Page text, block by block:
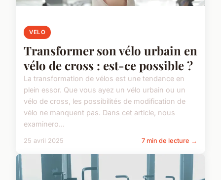
VELO
Transformer son vélo urbain en
vélo de cross : est-ce possible ?
La transformation de vélos est une tendance en
plein essor. Que vous ayez un vélo urbain ou un
vélo de cross, les possibilités de modification de
vélo ne manquent pas. Dans cet article, nous
examinero...
25 avril 2025 7 min de lecture →